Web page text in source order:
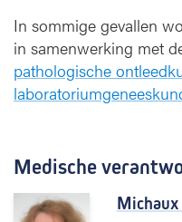
In sommige gevallen
in samenwerking met
pathologische
Medische
Michaux